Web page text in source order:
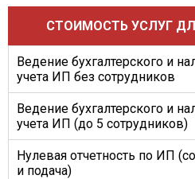
СТОИМОСТЬ УСЛУГ
Ведение бухгалтерского и
учета ИП без сотрудников
Ведение бухгалтерского и
учета ИП (до 5 сотрудников)
Нулевая отчетность по ИП
и подача)